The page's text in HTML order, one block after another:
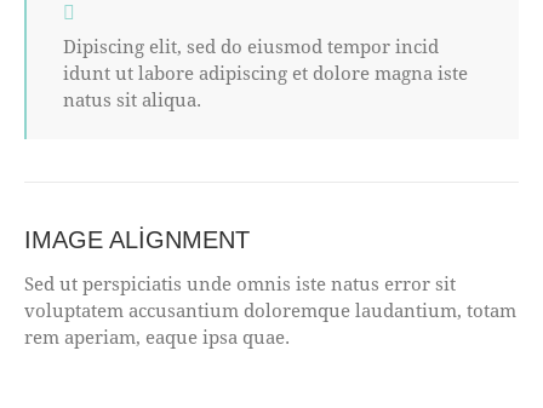
Dipiscing elit, sed do eiusmod tempor incid
idunt ut labore adipiscing et dolore magna iste
natus sit aliqua.
IMAGE ALIGNMENT
Sed ut perspiciatis unde omnis iste natus error sit
voluptatem accusantium doloremque laudantium, totam
rem aperiam, eaque ipsa quae.